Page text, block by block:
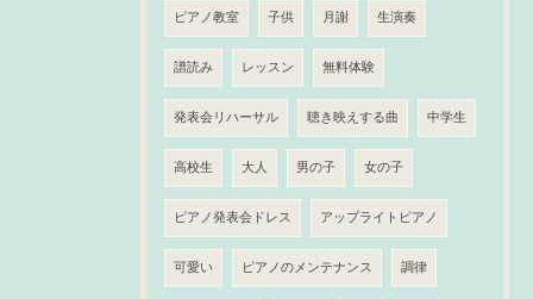
ピアノ教室 子供 月謝 生演奏
譜読み レッスン 無料体験
発表会リハーサル 聴き映えする曲 中学生
高校生 大人 男の子 女の子
ピアノ発表会ドレス アップライトピアノ
可愛い ピアノのメンテナンス 調律